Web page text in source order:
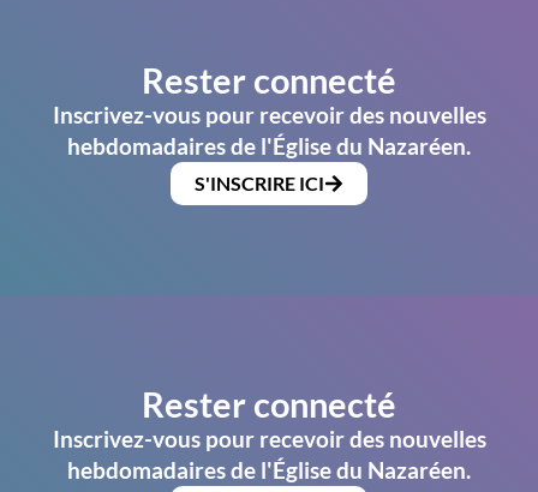
Rester connecté
Inscrivez-vous pour recevoir des nouvelles
hebdomadaires de l'Église du Nazaréen.
S'INSCRIRE ICI
Rester connecté
Inscrivez-vous pour recevoir des nouvelles
hebdomadaires de l'Église du Nazaréen.